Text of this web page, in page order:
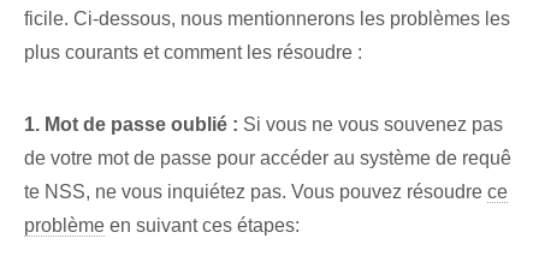
ficile. Ci-dessous, nous mentionnerons les problèmes les
plus courants et comment les résoudre :
1. Mot de passe oublié⁢ : Si vous ne vous souvenez pas
de votre mot de passe pour accéder au système de requê
te NSS, ne vous inquiétez pas. Vous pouvez résoudre ce
problème en suivant ces étapes: